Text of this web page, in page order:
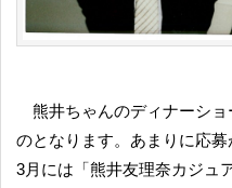
熊井ちゃんのディナーショーといえば、2013年9月以来のも
のとなります。あまりに応
3月には「熊井友理奈カジュ